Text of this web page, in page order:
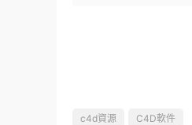
c4d資源 C4D軟件